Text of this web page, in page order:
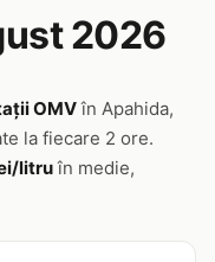
2026
OMVîn Apahida,
la fiecare 2 ore.
litruîn medie,